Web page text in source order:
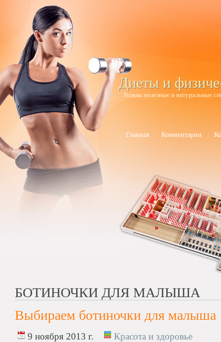
Диеты и
Только полезные и натуральные
Главная Комментарии
БОТИНОЧКИ ДЛЯ МАЛЫША
Выбираем ботиночки для малыша
9 ноября 2013 г. Красота и здоровье